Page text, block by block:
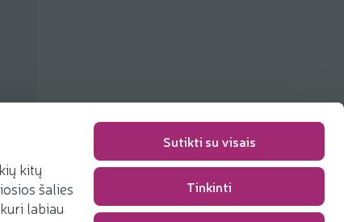
kitų
šalies
labiau
Sutikti su visais
Tinkinti
Pakavimo mokestis 0,00 €